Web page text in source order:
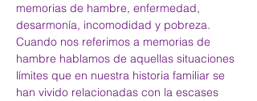
memorias de hambre, enfermedad,
desarmonía, incomodidad y pobreza.
Cuando nos referimos a memorias de
hambre hablamos de aquellas situaciones
límites que en nuestra historia familiar se
han vivido relacionadas con la escases